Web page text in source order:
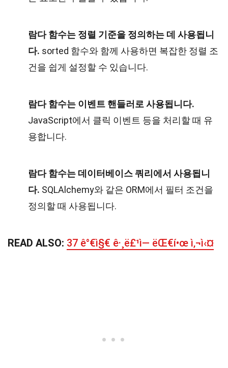
람다 함수는 정렬 기준을 정의하는 데 사용됩니
다. sorted 함수와 함께 사용하면 복잡한 정렬 조
건을 쉽게 설정할 수 있습니다.
람다 함수는 이벤트 핸들러로 사용됩니다.
JavaScript에서 클릭 이벤트 등을 처리할 때 유
용합니다.
람다 함수는 데이터베이스 쿼리에서 사용됩니
다. SQLAlchemy와 같은 ORM에서 필터 조건을
정의할 때 사용됩니다.
READ ALSO: 37 ê°€ì§€ ê·¸ë£¹ì— ëŒ€í•œ ì‚¬ì‹¤